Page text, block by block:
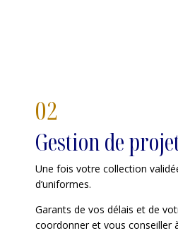
02
Gestion de
Une fois votre collection
d’uniformes.
Garants de vos délais et de
coordonner et vous conseiller